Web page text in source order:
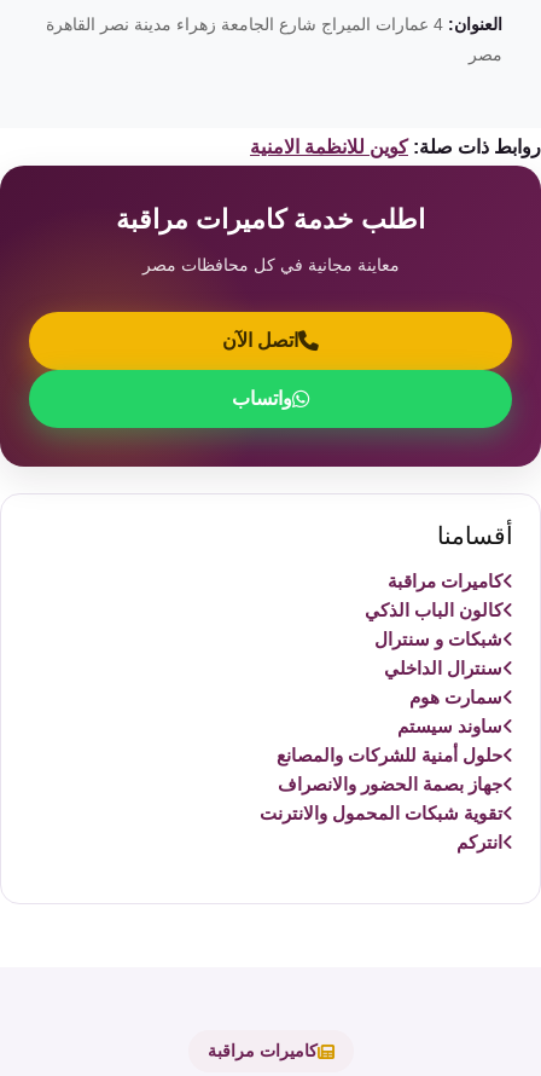
العنوان:
4 عمارات الميراج شارع الجامعة زهراء مدينة نصر القاهرة
مصر
ذات صلة: كوين للانظمة الامنية
اطلب خدمة كاميرات مراقبة
معاينة مجانية في كل محافظات مصر
اتصل الآن
واتساب
أقسامنا
كاميرات مراقبة
كالون الباب الذكي
شبكات و سنترال
سنترال الداخلي
سمارت هوم
ساوند سيستم
حلول أمنية للشركات والمصانع
جهاز بصمة الحضور والانصراف
تقوية شبكات المحمول والانترنت
انتركم
كاميرات مراقبة